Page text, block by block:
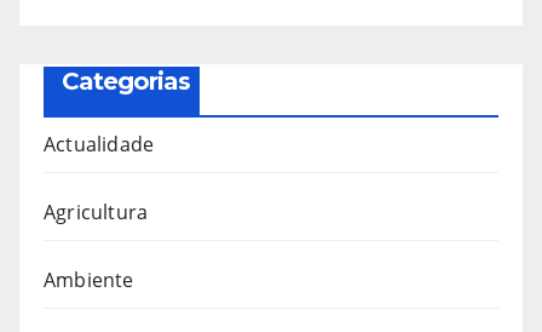
Categorias
Actualidade
Agricultura
Ambiente